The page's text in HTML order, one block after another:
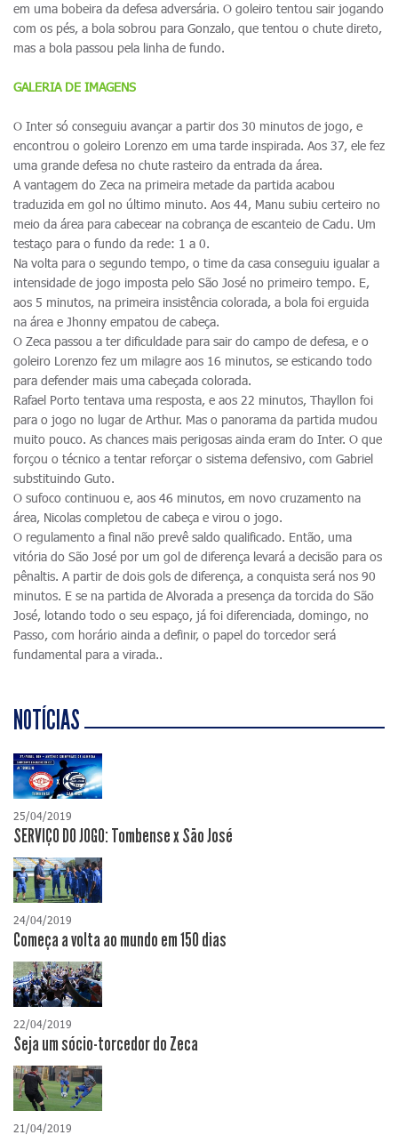
em uma bobeira da defesa adversária. O goleiro tentou sair jogando
com os pés, a bola sobrou para Gonzalo, que tentou o chute direto,
mas a bola passou pela linha de fundo.
GALERIA DE IMAGENS
O Inter só conseguiu avançar a partir dos 30 minutos de jogo, e
encontrou o goleiro Lorenzo em uma tarde inspirada. Aos 37, ele fez
uma grande defesa no chute rasteiro da entrada da área.
A vantagem do Zeca na primeira metade da partida acabou
traduzida em gol no último minuto. Aos 44, Manu subiu certeiro no
meio da área para cabecear na cobrança de escanteio de Cadu. Um
testaço para o fundo da rede: 1 a 0.
Na volta para o segundo tempo, o time da casa conseguiu igualar a
intensidade de jogo imposta pelo São José no primeiro tempo. E,
aos 5 minutos, na primeira insistência colorada, a bola foi erguida
na área e Jhonny empatou de cabeça.
O Zeca passou a ter dificuldade para sair do campo de defesa, e o
goleiro Lorenzo fez um milagre aos 16 minutos, se esticando todo
para defender mais uma cabeçada colorada.
Rafael Porto tentava uma resposta, e aos 22 minutos, Thayllon foi
para o jogo no lugar de Arthur. Mas o panorama da partida mudou
muito pouco. As chances mais perigosas ainda eram do Inter. O que
forçou o técnico a tentar reforçar o sistema defensivo, com Gabriel
substituindo Guto.
O sufoco continuou e, aos 46 minutos, em novo cruzamento na
área, Nicolas completou de cabeça e virou o jogo.
O regulamento a final não prevê saldo qualificado. Então, uma
vitória do São José por um gol de diferença levará a decisão para os
pênaltis. A partir de dois gols de diferença, a conquista será nos 90
minutos. E se na partida de Alvorada a presença da torcida do São
José, lotando todo o seu espaço, já foi diferenciada, domingo, no
Passo, com horário ainda a definir, o papel do torcedor será
fundamental para a virada..
NOTÍCIAS
25/04/2019
SERVIÇO DO JOGO: Tombense x São José
24/04/2019
Começa a volta ao mundo em 150 dias
22/04/2019
Seja um sócio-torcedor do Zeca
21/04/2019